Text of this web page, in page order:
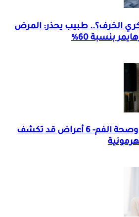
الخرف؟.. طبيب يحذر: المرض
بنسبة 60%
انقطاع الطمث وصحة الفم- 6 أعراض قد تكشف